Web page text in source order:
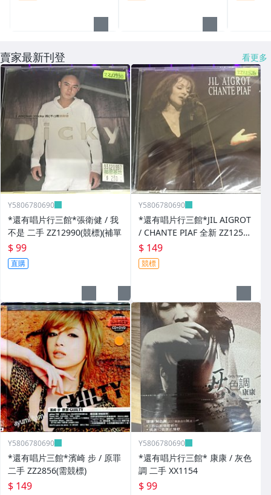
賣家最新刊登 看更多
Y5806780690
*還有唱片行三館*張衛健 / 我
不是 二手 ZZ12990(競標)(補單
$ 99
直購
Y5806780690
*還有唱片行三館*JIL AIGROT
/ CHANTE PIAF 全新 ZZ12526
(競標)
$ 149
競標
Y5806780690
*還有唱片三館*濱崎 步 / 原罪
二手 ZZ2856(需競標)
$ 149
Y5806780690
*還有唱片行三館* 康康 / 灰色
調 二手 XX1154
$ 99